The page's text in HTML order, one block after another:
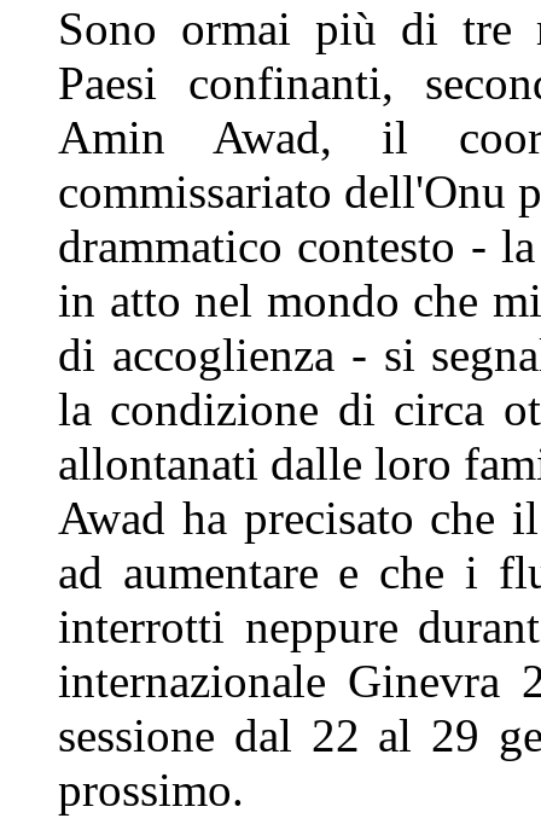
Sono ormai più di
Paesi confinanti,
Amin Awad, il
commissariato
drammatico contesto -
in atto nel mondo che
di accoglienza - si
la condizione di circa
allontanati dalle loro
Awad ha precisato che
ad aumentare e che i
interrotti neppure
internazionale Ginevra
sessione dal 22 al 29
prossimo.